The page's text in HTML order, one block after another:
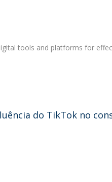
tools and platforms for
do TikTok no